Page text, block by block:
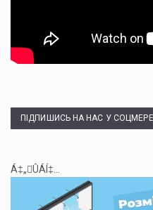
ПІДПИШИСЬ НА НАС У
Á‡„ÛÁÍ‡...